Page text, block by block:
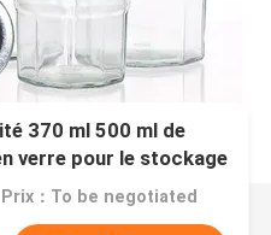
370 ml 500 ml de
verre pour le stockage
Prix：To be negotiated